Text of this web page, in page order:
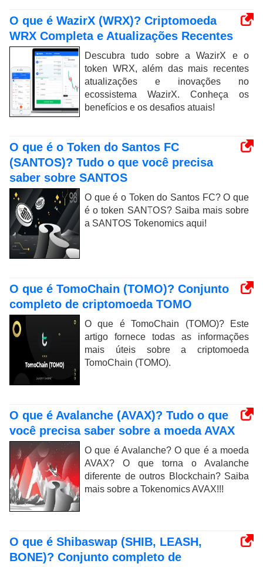
O que é WazirX (WRX)? Criptomoeda
WRX Completa e Atualizações Recentes
Descubra tudo sobre a WazirX e o
token WRX, além das mais recentes
atualizações e inovações no
ecossistema WazirX. Conheça os
benefícios e os desafios atuais!
O que é o Token do Santos FC
(SANTOS)? Tudo o que você precisa
saber sobre SANTOS
O que é o Token do Santos FC? O que
é o token SANTOS? Saiba mais sobre
a SANTOS Tokenomics aqui!
O que é TomoChain (TOMO)? Conjunto
completo de criptomoeda TOMO
O que é TomoChain (TOMO)? Este
artigo fornece todas as informações
mais úteis sobre a criptomoeda
TomoChain (TOMO).
O que é Avalanche (AVAX)? Tudo o que
você precisa saber sobre a moeda AVAX
O que é Avalanche? O que é a moeda
AVAX? O que torna o Avalanche
diferente de outros Blockchain? Saiba
mais sobre a Tokenomics AVAX!!!
O que é Shibaswap (SHIB, LEASH,
BONE)? Conjunto completo de